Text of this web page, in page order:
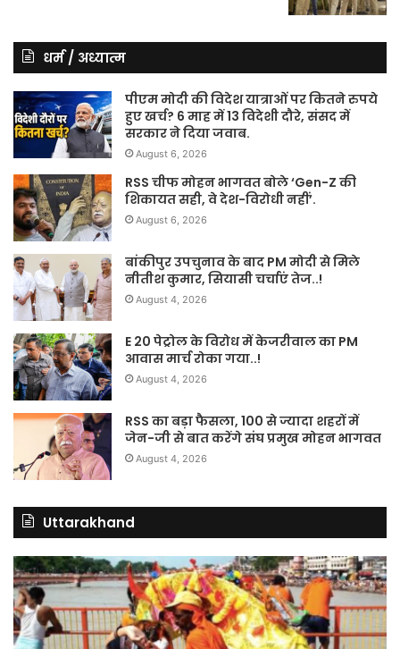
धर्म / अध्यात्म
पीएम मोदी की विदेश यात्राओं पर कितने रुपये
हुए खर्च? 6 माह में 13 विदेशी दौरे, संसद में
सरकार ने दिया जवाब.
August 6, 2026
RSS चीफ मोहन भागवत बोले ‘Gen-Z की
शिकायत सही, वे देश-विरोधी नहीं’.
August 6, 2026
बांकीपुर उपचुनाव के बाद PM मोदी से मिले
नीतीश कुमार, सियासी चर्चाएं तेज..!
August 4, 2026
E 20 पेट्रोल के विरोध में केजरीवाल का PM
आवास मार्च रोका गया..!
August 4, 2026
RSS का बड़ा फैसला, 100 से ज्यादा शहरों में
जेन-जी से बात करेंगे संघ प्रमुख मोहन भागवत
August 4, 2026
Uttarakhand